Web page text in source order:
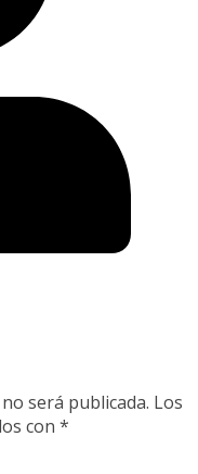
será publicada. Los
con *